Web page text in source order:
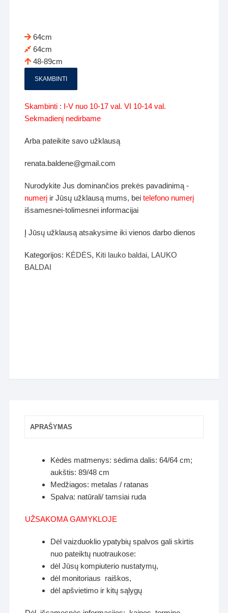
64cm
64cm
48-89cm
SKAMBINTI
Skambinti : I-V nuo 10-17 val. VI 10-14 val.
Sekmadienį nedirbame
Arba pateikite savo užklausą
renata.baldene@gmail.com
Nurodykite Jus dominančios prekės pavadinimą -
numerį ir Jūsų užklausą mums, beitelefono numerį
išsamesnei-tolimesnei informacijai
Į Jūsų užklausą atsakysime iki vienos darbo dienos
Kategorijos: KĖDĖS, Kiti lauko baldai, LAUKO
BALDAI
APRAŠYMAS
Kėdės matmenys: sėdima dalis: 64/64 cm;
aukštis: 89/48 cm
Medžiagos: metalas / ratanas
Spalva: natūrali/ tamsiai ruda
UŽSAKOMA GAMYKLOJE
Dėl vaizduoklio ypatybių spalvos gali skirtis
nuo pateiktų nuotraukose:
dėl Jūsų kompiuterio nustatymų,
dėl monitoriaus raiškos,
dėl apšvietimo ir kitų sąlygų